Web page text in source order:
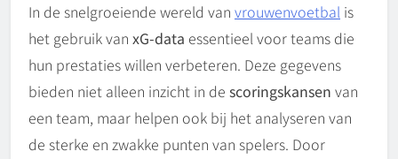
In de snelgroeiende wereld van vrouwenvoetbal is
het gebruik van xG-data essentieel voor teams die
hun prestaties willen verbeteren. Deze gegevens
bieden niet alleen inzicht in de scoringskansen van
een team, maar helpen ook bij het analyseren van
de sterke en zwakke punten van spelers. Door